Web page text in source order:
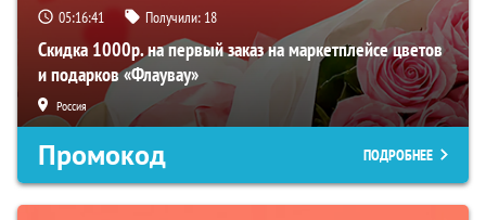
05:16:40 Получили: 18
Скидка 1000р. на первый заказ на маркетплейсе цветов
и подарков «Флаувау»
Россия
Промокод ПОДРОБНЕЕ